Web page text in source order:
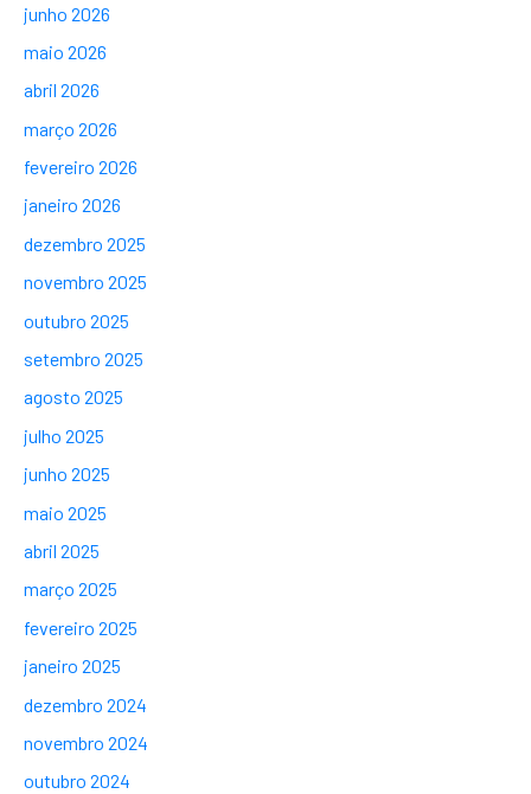
junho 2026
maio 2026
abril 2026
março 2026
fevereiro 2026
janeiro 2026
dezembro 2025
novembro 2025
outubro 2025
setembro 2025
agosto 2025
julho 2025
junho 2025
maio 2025
abril 2025
março 2025
fevereiro 2025
janeiro 2025
dezembro 2024
novembro 2024
outubro 2024